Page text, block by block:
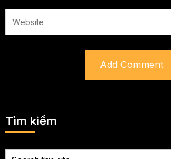
Tìm kiếm